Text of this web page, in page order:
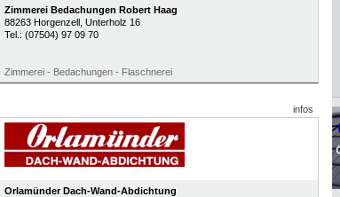
Zimmerei Bedachungen Robert Haag
88263 Horgenzell, Unterholz 16
Tel.: (07504) 97 09 70
Zimmerei - Bedachungen - Flaschnerei
infos
Orlamünder Dach-Wand-Abdichtung